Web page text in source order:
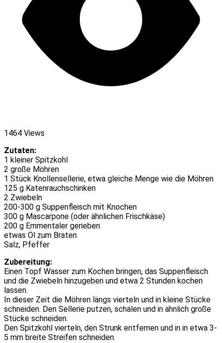
1464 Views
Zutaten:
1 kleiner Spitzkohl
2 große Möhren
1 Stück Knollensellerie, etwa gleiche Menge wie die Möhren
125 g Katenrauchschinken
2 Zwiebeln
200-300 g Suppenfleisch mit Knochen
300 g Mascarpone (oder ähnlichen Frischkäse)
200 g Emmentaler gerieben
etwas Öl zum Braten
Salz, Pfeffer
Zubereitung:
Einen Topf Wasser zum Kochen bringen, das Suppenfleisch
und die Zwiebeln hinzugeben und etwa 2 Stunden kochen
lassen.
In dieser Zeit die Möhren längs vierteln und in kleine Stücke
schneiden. Den Sellerie putzen, schälen und in ähnlich große
Stücke schneiden.
Den Spitzkohl vierteln, den Strunk entfernen und in in etwa 3-
5 mm breite Streifen schneiden.